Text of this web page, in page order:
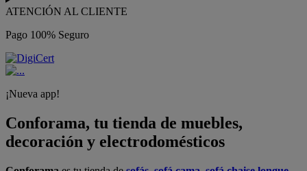
ATENCIÓN AL CLIENTE
Pago 100% Seguro
¡Nueva app!
Conforama, tu tienda de muebles,
decoración y electrodomésticos